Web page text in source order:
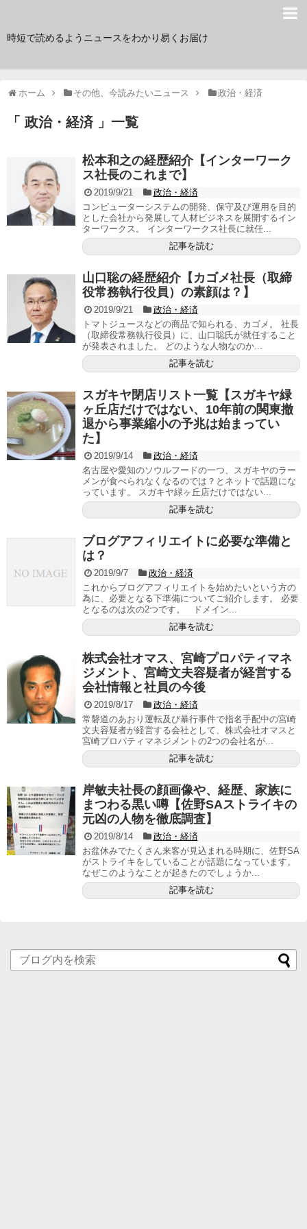
時短で読めるようニュースをわかり易くお届け
ホーム その他、今読みたいニュース 政治・経済
「 政治・経済 」一覧
松本和之の経歴紹介【インターワーク
ス社長のこれまで】
2019/9/21
政治・経済
コンピューターシステムの開発、保守及び運用を目的
とした会社から発展して人材ビジネスを展開するイン
ターワークス。 インターワークス社長に就任...
記事を読む
山口聡の経歴紹介【カゴメ社長（取締
役常務執行役員）の素顔は？】
2019/9/21
政治・経済
トマトジュースなどの商品で知られる、カゴメ。 社長
（取締役常務執行役員）に、山口聡氏が就任すること
が発表されました。 どのような人物なのか...
記事を読む
スガキヤ閉店リスト一覧【スガキヤ緑
ヶ丘店だけではない、10年前の関東撤
退から事業縮小の予兆は始まってい
た】
2019/9/14
政治・経済
名古屋や愛知のソウルフードの一つ、スガキヤのラー
メンが食べられなくなるのでは？とネットで話題にな
っています。 スガキヤ緑ヶ丘店だけではない...
記事を読む
ブログアフィリエイトに必要な準備と
は？
2019/9/7
政治・経済
これからブログアフィリエイトを始めたいという方の
為に、必要となる下準備についてご紹介します。 必要
となるのは次の2つです。 ドメイン...
記事を読む
株式会社オマス、宮崎プロパティマネ
ジメント、宮崎文夫容疑者が経営する
会社情報と社員の今後
2019/8/17
政治・経済
常磐道のあおり運転及び暴行事件で指名手配中の宮崎
文夫容疑者が経営する会社として、株式会社オマスと
宮崎プロパティマネジメントの2つの会社名が...
記事を読む
岸敏夫社長の顔画像や、経歴、家族に
まつわる黒い噂【佐野SAストライキの
元凶の人物を徹底調査】
2019/8/14
政治・経済
お盆休みでたくさん来客が見込まれる時期に、佐野SA
がストライキをしていることが話題になっています。
なぜこのようなことが起きたのでしょうか...
記事を読む